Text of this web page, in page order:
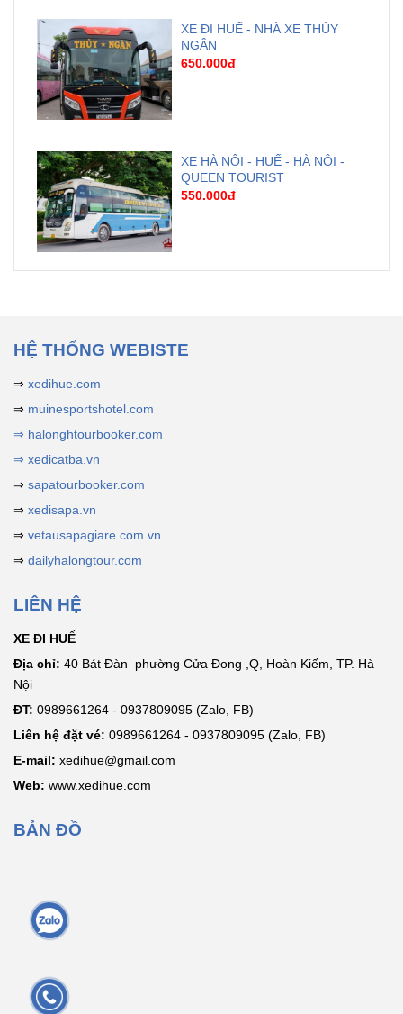
XE ĐI HUẾ - NHÀ XE THỦY
NGÂN
650.000đ
XE HÀ NỘI - HUẾ - HÀ NỘI -
QUEEN TOURIST
550.000đ
HỆ THỐNG WEBISTE
⇒ xedihue.com
⇒ muinesportshotel.com
⇒ halonghtourbooker.com
⇒ xedicatba.vn
⇒ sapatourbooker.com
⇒ xedisapa.vn
⇒ vetausapagiare.com.vn
⇒ dailyhalongtour.com
LIÊN HỆ
XE ĐI HUẾ
Địa chỉ: 40 Bát Đàn phường Cửa Đong ,Q, Hoàn Kiếm, TP. Hà
Nội
ĐT: 0989661264 - 0937809095 (Zalo, FB)
Liên hệ đặt vé: 0989661264 - 0937809095 (Zalo, FB)
E-mail: xedihue@gmail.com
Web: www.xedihue.com
BẢN ĐỒ